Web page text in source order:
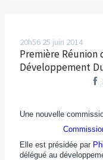
20h56 25 juin 2014
Première Réunion
Développement
Une nouvelle
Elle est présidée par
délégué au